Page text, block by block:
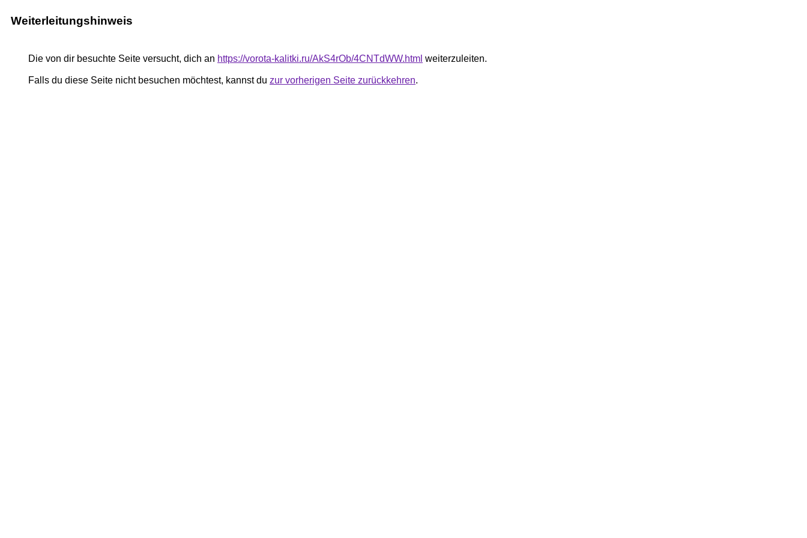
Weiterleitungshinweis
Die von dir besuchte Seite versucht, dich an https://vorota-kalitki.ru/AkS4rOb/4CNTdWW.html weiterzuleiten.
Falls du diese Seite nicht besuchen möchtest, kannst du zur vorherigen Seite zurückkehren.